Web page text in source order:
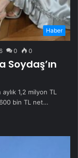
Haber
0 0
Soydaş’ın
1,2 milyon TL
bin TL net…